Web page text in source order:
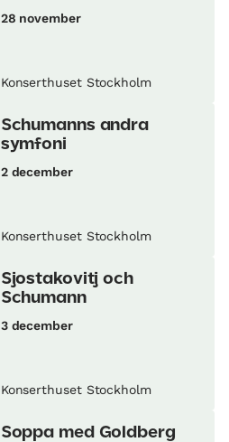
28 november
Konserthuset Stockholm
Schumanns andra
symfoni
2 december
Konserthuset Stockholm
Sjostakovitj och
Schumann
3 december
Konserthuset Stockholm
Soppa med Goldberg